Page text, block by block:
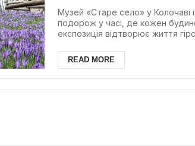
Музей «Старе село» у Колочаві
подорож у часі, де кожен
експозиція відтворює життя
READ MORE